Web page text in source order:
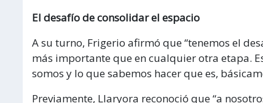
El desafío de consolidar el espacio
A su turno, Frigerio afirmó que “tenemos el
más importante que en cualquier otra etapa.
somos y lo que sabemos hacer que es,
Previamente, Llaryora reconoció que “a